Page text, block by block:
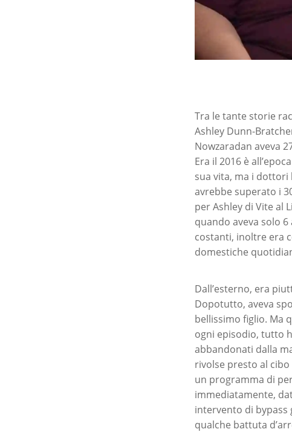
Tra le tante storie
Ashley Dunn-
Nowzaradan aveva
Era il 2016 è
sua vita, ma i
avrebbe superato i
per Ashley di Vite al
quando aveva solo
costanti, inoltre era
domestiche
Dall’esterno, era
Dopotutto, aveva
bellissimo figlio. Ma
ogni episodio, tutto
abbandonati dalla
rivolse presto al
un programma di
immediatamente,
intervento di bypass
qualche battuta